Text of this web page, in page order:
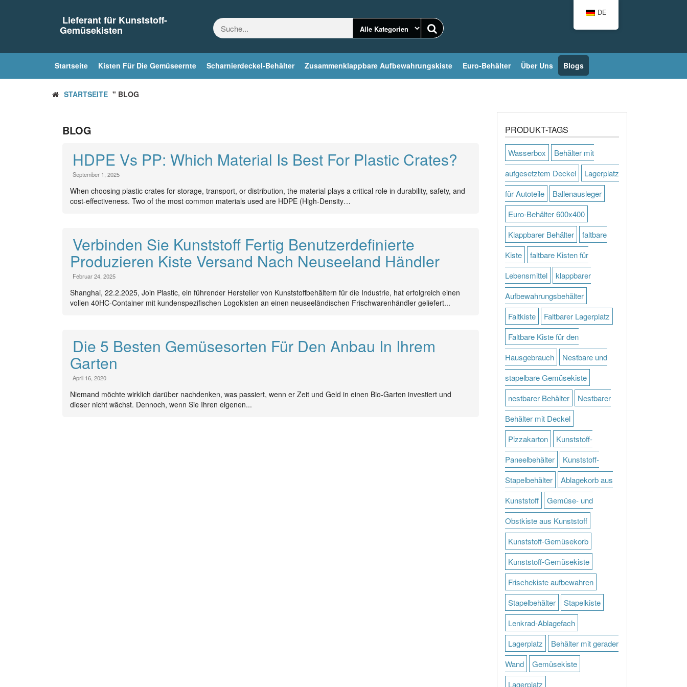
Lieferant für Kunststoff-
Gemüsekisten
Startseite Kisten Für Die Gemüseernte Scharnierdeckel-Behälter Zusammenklappbare Aufbewahrungskiste Euro-Behälter Über Uns Blogs
STARTSEITE " BLOG
BLOG
HDPE Vs PP: Which Material Is Best For Plastic Crates?
September 1, 2025
When choosing plastic crates for storage, transport, or distribution, the material plays a critical role in durability, safety, and
cost-effectiveness. Two of the most common materials used are HDPE (High-Density…
Verbinden Sie Kunststoff Fertig Benutzerdefinierte
Produzieren Kiste Versand Nach Neuseeland Händler
Februar 24, 2025
Shanghai, 22.2.2025, Join Plastic, ein führender Hersteller von Kunststoffbehältern für die Industrie, hat erfolgreich einen
vollen 40HC-Container mit kundenspezifischen Logokisten an einen neuseeländischen Frischwarenhändler geliefert...
Die 5 Besten Gemüsesorten Für Den Anbau In Ihrem
Garten
April 16, 2020
Niemand möchte wirklich darüber nachdenken, was passiert, wenn er Zeit und Geld in einen Bio-Garten investiert und
dieser nicht wächst. Dennoch, wenn Sie Ihren eigenen...
PRODUKT-TAGS
Wasserbox
Behälter mit
aufgesetztem Deckel
Lagerplatz
für Autoteile
Ballenausleger
Euro-Behälter 600x400
Klappbarer Behälter
faltbare
Kiste
faltbare Kisten für
Lebensmittel
klappbarer
Aufbewahrungsbehälter
Faltkiste
Faltbarer Lagerplatz
Faltbare Kiste für den
Hausgebrauch
Nestbare und
stapelbare Gemüsekiste
nestbarer Behälter
Nestbarer
Behälter mit Deckel
Pizzakarton
Kunststoff-
Paneelbehälter
Kunststoff-
Stapelbehälter
Ablagekorb aus
Kunststoff
Gemüse- und
Obstkiste aus Kunststoff
Kunststoff-Gemüsekorb
Kunststoff-Gemüsekiste
Frischekiste aufbewahren
Stapelbehälter
Stapelkiste
Lenkrad-Ablagefach
Lagerplatz
Behälter mit gerader
Wand
Gemüsekiste
Lagerplatz
DE